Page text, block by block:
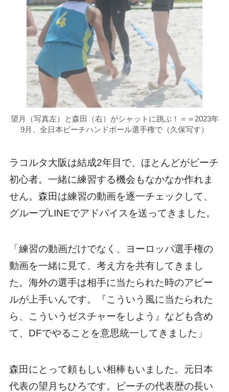
望月（写真左）と森田（右）がシャットに跳ぶ！＝＝2023年
9月、全日本ビーチハンドボール選手権で（久保写す）
ラコルタ大阪は結成2年目で、ほとんどがビーチ
初心者。一緒に練習する機会もなかなか作れま
せん。森田は練習の動画を逐一チェックして、
グループLINEでアドバイスを送ってきました。
「練習の動画だけでなく、ヨーロッパ選手権の
動画を一緒に見て、考え方を共有してきまし
た。海外の選手は相手に当たられた時のアピー
ルが上手いんです。『こういう風に当たられた
ら、こういうゼスチャーをしよう』なども含め
て、DFでやることを意思統一してきました」
森田にとって頼もしい相棒もいました。元日本
代表の望月ちひろです。ビーチの代表歴の長い